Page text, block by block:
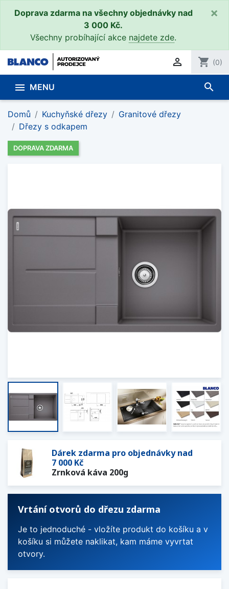
Doprava zdarma na všechny objednávky nad
3 000 Kč.
Všechny probíhající akce najdete zde.
×
 shopping_cart (0)
 MENU search
Domů Kuchyňské dřezy
Granitové dřezy
Dřezy s odkapem
DOPRAVA ZDARMA
Dárek zdarma pro objednávky nad
7 000 Kč
Zrnková káva 200g
Vrtání otvorů do dřezu zdarma
Je to jednoduché - vložíte produkt do košíku a v
košíku si můžete naklikat, kam máme vyvrtat
otvory.